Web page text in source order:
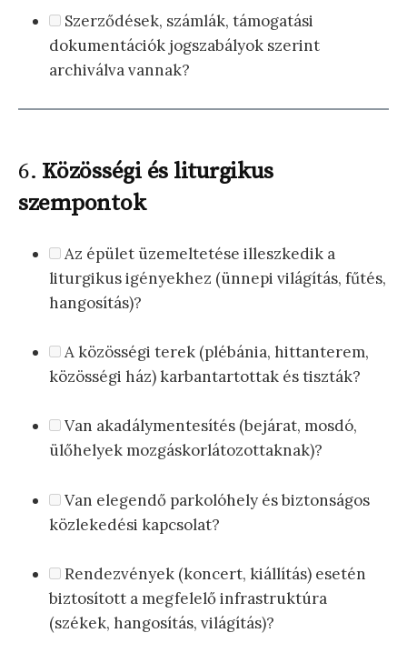
Szerződések, számlák, támogatási
dokumentációk jogszabályok szerint
archiválva vannak?
6. Közösségi és liturgikus
szempontok
Az épület üzemeltetése illeszkedik a
liturgikus igényekhez (ünnepi világítás, fűtés,
hangosítás)?
A közösségi terek (plébánia, hittanterem,
közösségi ház) karbantartottak és tiszták?
Van akadálymentesítés (bejárat, mosdó,
ülőhelyek mozgáskorlátozottaknak)?
Van elegendő parkolóhely és biztonságos
közlekedési kapcsolat?
Rendezvények (koncert, kiállítás) esetén
biztosított a megfelelő infrastruktúra
(székek, hangosítás, világítás)?